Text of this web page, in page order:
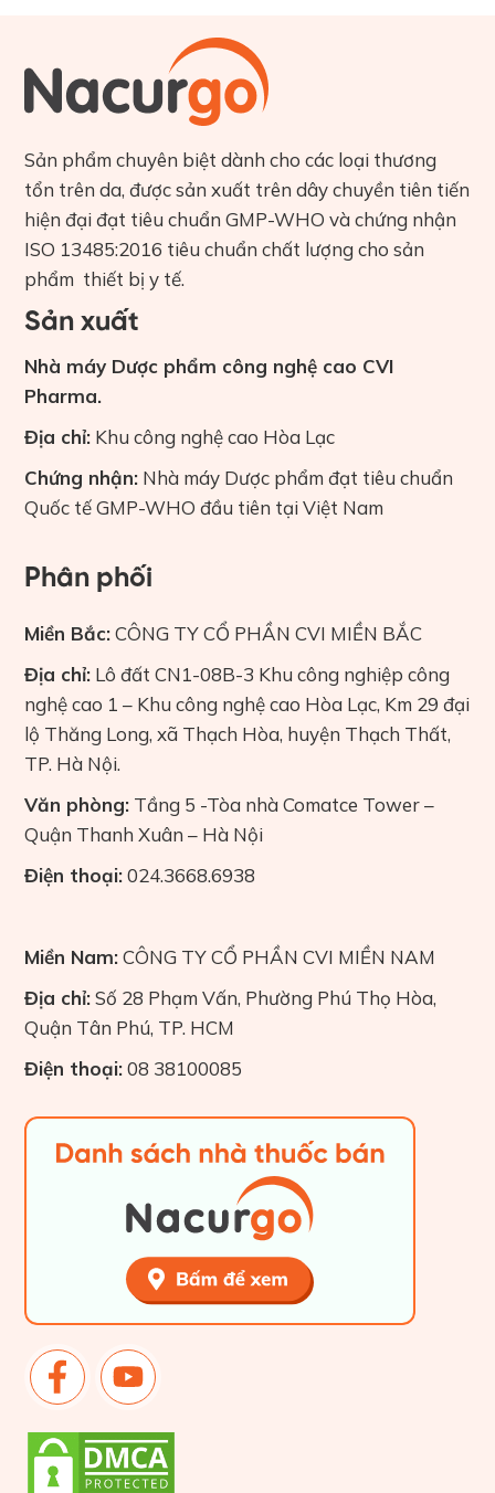
Sản phẩm chuyên biệt dành cho các loại thương
tổn trên da, được sản xuất trên dây chuyền tiên tiến
hiện đại đạt tiêu chuẩn GMP-WHO và chứng nhận
ISO 13485:2016 tiêu chuẩn chất lượng cho sản
phẩm thiết bị y tế.
Sản xuất
Nhà máy Dược phẩm công nghệ cao CVI
Pharma.
Địa chỉ: Khu công nghệ cao Hòa Lạc
Chứng nhận: Nhà máy Dược phẩm đạt tiêu chuẩn
Quốc tế GMP-WHO đầu tiên tại Việt Nam
Phân phối
Miền Bắc:CÔNG TY CỔ PHẦN CVI MIỀN BẮC
Địa chỉ: Lô đất CN1-08B-3 Khu công nghiệp công
nghệ cao 1 – Khu công nghệ cao Hòa Lạc, Km 29 đại
lộ Thăng Long, xã Thạch Hòa, huyện Thạch Thất,
TP. Hà Nội.
Văn phòng: Tầng 5 -Tòa nhà Comatce Tower –
Quận Thanh Xuân – Hà Nội
Điện thoại:024.3668.6938
Miền Nam:CÔNG TY CỔ PHẦN CVI MIỀN NAM
Địa chỉ:Số 28 Phạm Vấn, Phường Phú Thọ Hòa,
Quận Tân Phú, TP. HCM
Điện thoại:08 38100085